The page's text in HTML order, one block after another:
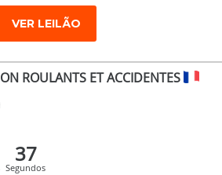
VER LEILÃO
ROULANTS ET ACCIDENTES
36
Segundos